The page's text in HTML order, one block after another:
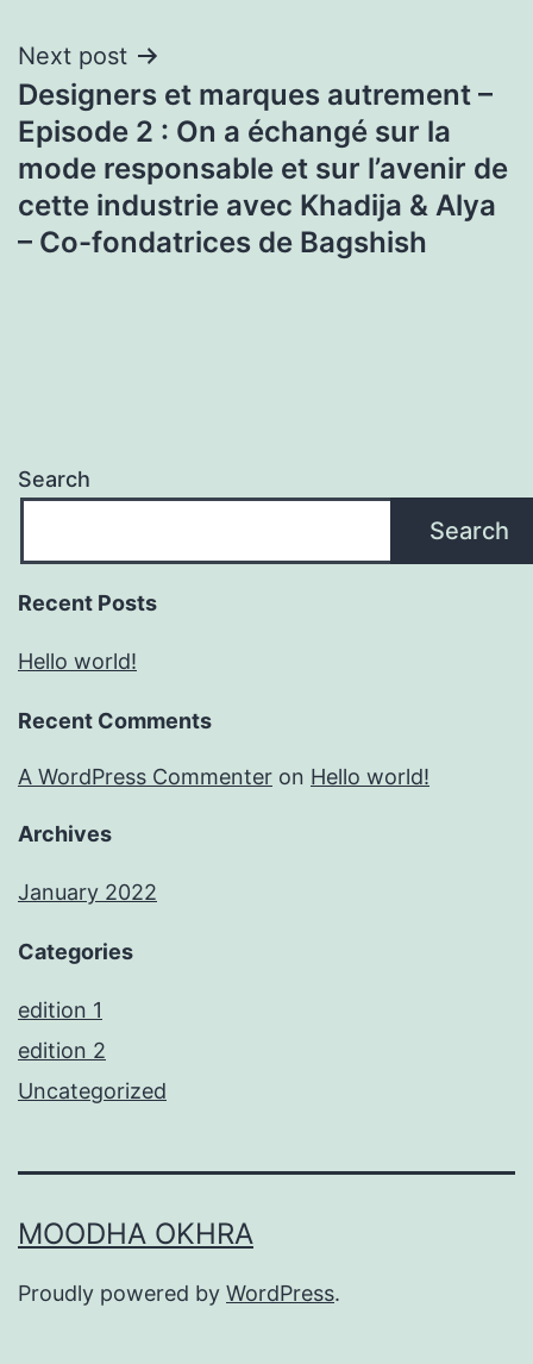
Next post
Designers et marques autrement –
Episode 2 : On a échangé sur la
mode responsable et sur l’avenir de
cette industrie avec Khadija & Alya
– Co-fondatrices de Bagshish
Search
Search
Recent Posts
Hello world!
Recent Comments
A WordPress Commenter on Hello world!
Archives
January 2022
Categories
edition 1
edition 2
Uncategorized
MOODHA OKHRA
Proudly powered by WordPress.